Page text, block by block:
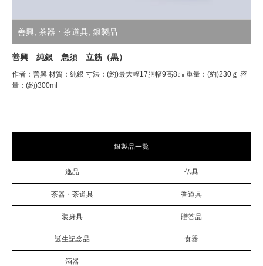
善興 茶器・茶道具 銀製品
善興 純銀 急須 立筋（黒）
作者：善興 材質：純銀 寸法：(約)最大幅17胴幅9高8㎝ 重量：(約)230ｇ 容
量：(約)300ml
銀製品一覧
逸品 仏具
茶器・茶道具 香道具
装身具 贈答品
誕生記念品 食器
酒器